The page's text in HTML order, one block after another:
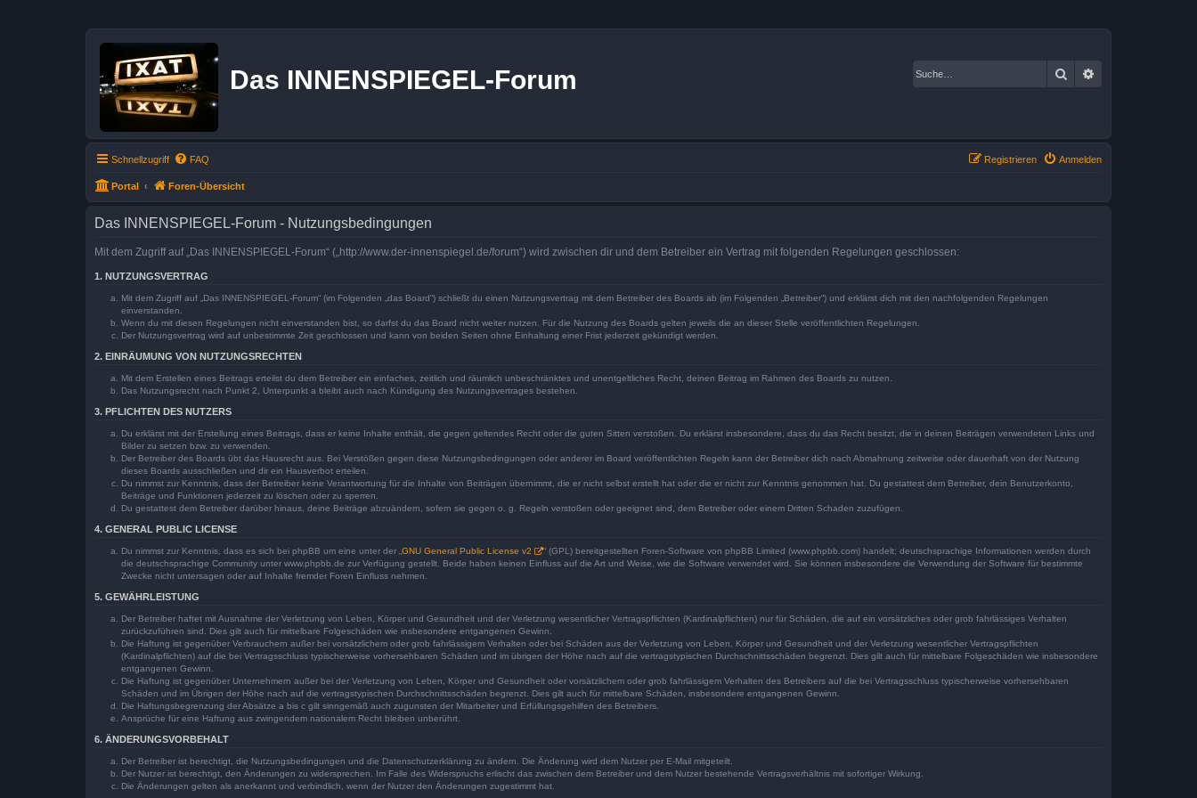
Das INNENSPIEGEL-Forum Suche
Schnellzugriff FAQ Anmelden
Registrieren
Portal Foren-Übersicht
Das INNENSPIEGEL-Forum - Nutzungsbedingungen
Mit dem Zugriff auf „Das INNENSPIEGEL-Forum“ („http://www.der-innenspiegel.de/forum“) wird zwischen dir und dem Betreiber ein Vertrag mit folgenden Regelungen geschlossen:
1. NUTZUNGSVERTRAG
Mit dem Zugriff auf „Das INNENSPIEGEL-Forum“ (im Folgenden „das Board“) schließt du einen Nutzungsvertrag mit dem Betreiber des Boards ab (im Folgenden „Betreiber“) und erklärst dich mit den nachfolgenden Regelungen
einverstanden.
Wenn du mit diesen Regelungen nicht einverstanden bist, so darfst du das Board nicht weiter nutzen. Für die Nutzung des Boards gelten jeweils die an dieser Stelle veröffentlichten Regelungen.
Der Nutzungsvertrag wird auf unbestimmte Zeit geschlossen und kann von beiden Seiten ohne Einhaltung einer Frist jederzeit gekündigt werden.
2. EINRÄUMUNG VON NUTZUNGSRECHTEN
Mit dem Erstellen eines Beitrags erteilst du dem Betreiber ein einfaches, zeitlich und räumlich unbeschränktes und unentgeltliches Recht, deinen Beitrag im Rahmen des Boards zu nutzen.
Das Nutzungsrecht nach Punkt 2, Unterpunkt a bleibt auch nach Kündigung des Nutzungsvertrages bestehen.
3. PFLICHTEN DES NUTZERS
Du erklärst mit der Erstellung eines Beitrags, dass er keine Inhalte enthält, die gegen geltendes Recht oder die guten Sitten verstoßen. Du erklärst insbesondere, dass du das Recht besitzt, die in deinen Beiträgen verwendeten Links und
Bilder zu setzen bzw. zu verwenden.
Der Betreiber des Boards übt das Hausrecht aus. Bei Verstößen gegen diese Nutzungsbedingungen oder anderer im Board veröffentlichten Regeln kann der Betreiber dich nach Abmahnung zeitweise oder dauerhaft von der Nutzung
dieses Boards ausschließen und dir ein Hausverbot erteilen.
Du nimmst zur Kenntnis, dass der Betreiber keine Verantwortung für die Inhalte von Beiträgen übernimmt, die er nicht selbst erstellt hat oder die er nicht zur Kenntnis genommen hat. Du gestattest dem Betreiber, dein Benutzerkonto,
Beiträge und Funktionen jederzeit zu löschen oder zu sperren.
Du gestattest dem Betreiber darüber hinaus, deine Beiträge abzuändern, sofern sie gegen o. g. Regeln verstoßen oder geeignet sind, dem Betreiber oder einem Dritten Schaden zuzufügen.
4. GENERAL PUBLIC LICENSE
Du nimmst zur Kenntnis, dass es sich bei phpBB um eine unter der „ GNU General Public License v2
“ (GPL) bereitgestellten Foren-Software von phpBB Limited (www.phpbb.com) handelt; deutschsprachige Informationen werden durch
die deutschsprachige Community unter www.phpbb.de zur Verfügung gestellt. Beide haben keinen Einfluss auf die Art und Weise, wie die Software verwendet wird. Sie können insbesondere die Verwendung der Software für bestimmte
Zwecke nicht untersagen oder auf Inhalte fremder Foren Einfluss nehmen.
5. GEWÄHRLEISTUNG
Der Betreiber haftet mit Ausnahme der Verletzung von Leben, Körper und Gesundheit und der Verletzung wesentlicher Vertragspflichten (Kardinalpflichten) nur für Schäden, die auf ein vorsätzliches oder grob fahrlässiges Verhalten
zurückzuführen sind. Dies gilt auch für mittelbare Folgeschäden wie insbesondere entgangenen Gewinn.
Die Haftung ist gegenüber Verbrauchern außer bei vorsätzlichem oder grob fahrlässigem Verhalten oder bei Schäden aus der Verletzung von Leben, Körper und Gesundheit und der Verletzung wesentlicher Vertragspflichten
(Kardinalpflichten) auf die bei Vertragsschluss typischerweise vorhersehbaren Schäden und im übrigen der Höhe nach auf die vertragstypischen Durchschnittsschäden begrenzt. Dies gilt auch für mittelbare Folgeschäden wie insbesondere
entgangenen Gewinn.
Die Haftung ist gegenüber Unternehmern außer bei der Verletzung von Leben, Körper und Gesundheit oder vorsätzlichem oder grob fahrlässigem Verhalten des Betreibers auf die bei Vertragsschluss typischerweise vorhersehbaren
Schäden und im Übrigen der Höhe nach auf die vertragstypischen Durchschnittsschäden begrenzt. Dies gilt auch für mittelbare Schäden, insbesondere entgangenen Gewinn.
Die Haftungsbegrenzung der Absätze a bis c gilt sinngemäß auch zugunsten der Mitarbeiter und Erfüllungsgehilfen des Betreibers.
Ansprüche für eine Haftung aus zwingendem nationalem Recht bleiben unberührt.
6. ÄNDERUNGSVORBEHALT
Der Betreiber ist berechtigt, die Nutzungsbedingungen und die Datenschutzerklärung zu ändern. Die Änderung wird dem Nutzer per E-Mail mitgeteilt.
Der Nutzer ist berechtigt, den Änderungen zu widersprechen. Im Falle des Widerspruchs erlischt das zwischen dem Betreiber und dem Nutzer bestehende Vertragsverhältnis mit sofortiger Wirkung.
Die Änderungen gelten als anerkannt und verbindlich, wenn der Nutzer den Änderungen zugestimmt hat.